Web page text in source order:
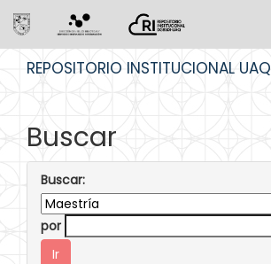
REPOSITORIO INSTITUCIONAL UAQ
Buscar
Buscar:
por